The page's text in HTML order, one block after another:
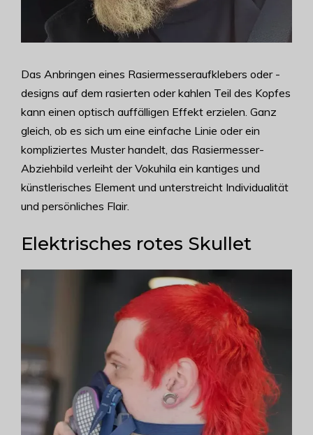
Das Anbringen eines Rasiermesseraufklebers oder -
designs auf dem rasierten oder kahlen Teil des Kopfes
kann einen optisch auffälligen Effekt erzielen. Ganz
gleich, ob es sich um eine einfache Linie oder ein
kompliziertes Muster handelt, das Rasiermesser-
Abziehbild verleiht der Vokuhila ein kantiges und
künstlerisches Element und unterstreicht Individualität
und persönliches Flair.
Elektrisches rotes Skullet